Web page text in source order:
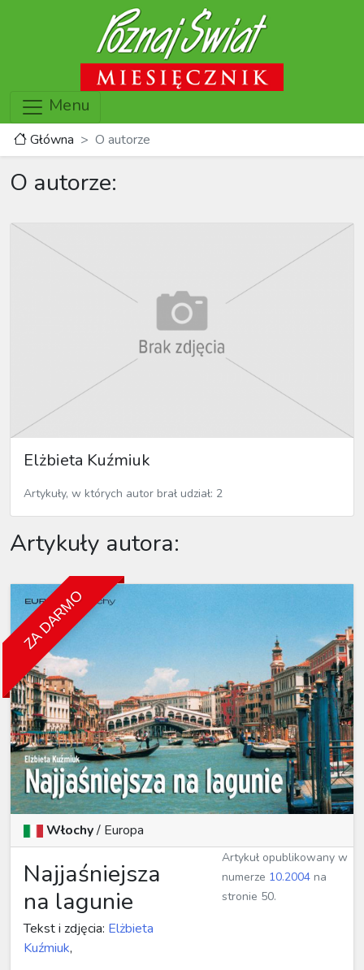
Menu
Główna O autorze
O autorze:
Elżbieta Kuźmiuk
Artykuły, w których autor brał udział: 2
Artykuły autora:
ZA DARMO
Włochy/ Europa
Najjaśniejsza
na lagunie
Tekst i zdjęcia: Elżbieta
Kuźmiuk,
Artykuł opublikowany w
numerze 10.2004 na
stronie 50.